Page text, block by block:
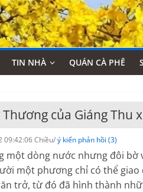
TIN NHÀ QUÁN CÀ PHÊ
của Giáng Thu
09:42:06 Chiều/ý kiến phản hồi (3)
một dòng nước nhưng đôi
một phương chỉ có thể
trở, từ đó đã hình thành